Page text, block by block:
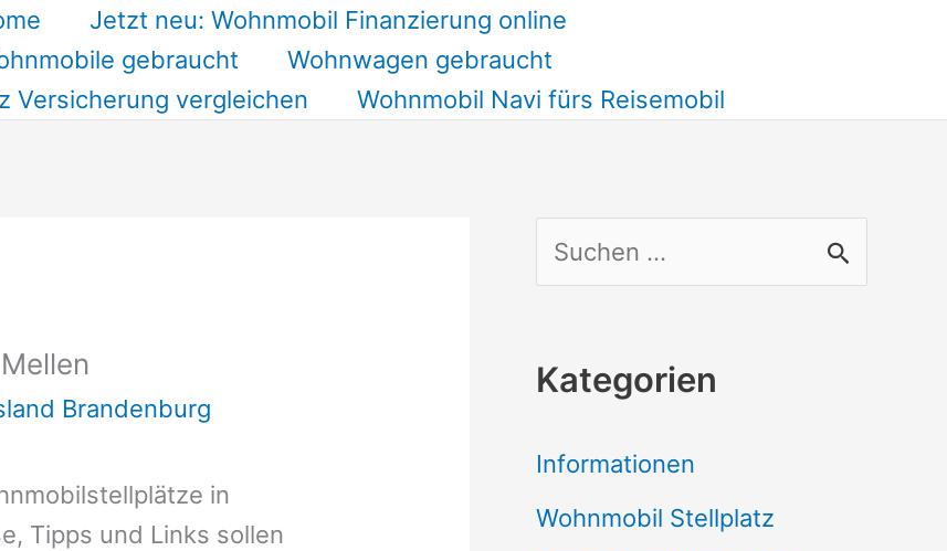
Jetzt neu: Wohnmobil Finanzierung online
gebraucht
Wohnwagen gebraucht
Versicherung vergleichen
Wohnmobil Navi fürs Reisemobil
Brandenburg
in
Tipps und Links sollen
u
h
n
Kategorien
Informationen
Wohnmobil Stellplatz